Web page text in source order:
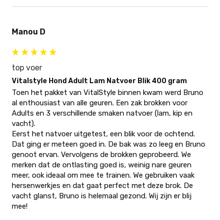
Manou D
top voer
Vitalstyle Hond Adult Lam Natvoer Blik 400 gram
Toen het pakket van VitalStyle binnen kwam werd Bruno
al enthousiast van alle geuren. Een zak brokken voor
Adults en 3 verschillende smaken natvoer (lam, kip en
vacht).
Eerst het natvoer uitgetest, een blik voor de ochtend.
Dat ging er meteen goed in. De bak was zo leeg en Bruno
genoot ervan. Vervolgens de brokken geprobeerd. We
merken dat de ontlasting goed is, weinig nare geuren
meer, ook ideaal om mee te trainen. We gebruiken vaak
hersenwerkjes en dat gaat perfect met deze brok. De
vacht glanst, Bruno is helemaal gezond. Wij zijn er blij
mee!